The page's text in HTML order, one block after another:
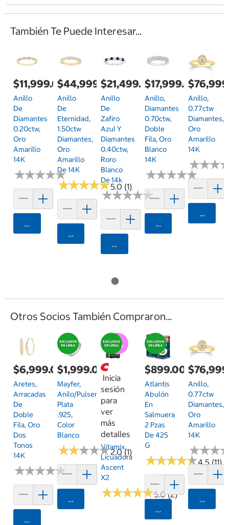
También Te Puede Interesar...
$11,999.00
Anillo
De
Diamantes
0.20ctw,
Oro
Amarillo
14K
★★★★★
★★★★★
Agregar
$44,999.00
Anillo
De
Eternidad,
1.50ctw
Diamantes,
Oro
Amarillo
De 14K
★★★★★
★★★★★5.0 (1)
Agregar
$21,499.00
Anillo
De
Zafiro
Azul Y
Diamantes
0.40ctw,
Roro
Blanco
De 14k
★★★★★
★★★★★
Agregar
$17,999.00
Anillo,
Diamantes
0.70ctw,
Doble
Fila, Oro
Blanco
14K
★★★★★
★★★★★
Agregar
Anillo,
0.77ctw
Diamantes,
Oro
Amarillo
14K
★★★
★★★
Otros Socios También Compraron...
$6,999.00
Aretes,
Arracadas
De
Doble
Fila, Oro
Dos
Tonos
14K
★★★★★
★★★★★
Agregar
$1,999.00
Mayfer,
Anilo/Pulsera
Plata
.925,
Color
Blanco
★★★★★
★★★★★2.0 (1)
Agregar
Inicia
sesión
para
ver
más
detalles
Vitamix,
Licuadora
Ascent
X2
★★★★★
★★★★★5.0 (2)
$899.00
Atlantis
Abulón
En
Salmuera
2 Pzas
De 425
G
★★★★★
★★★★★4.5 (11)
Agregar
Anillo,
0.77ctw
Diamantes,
Oro
Amarillo
14K
★★★
★★★